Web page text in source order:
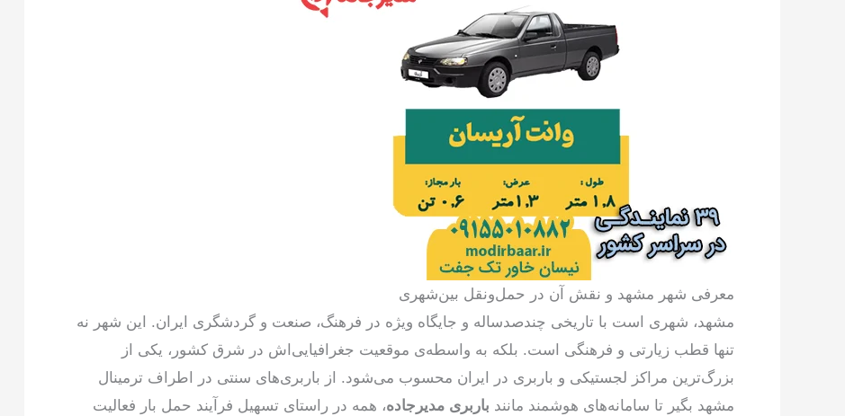
معرفی شهر مشهد و نقش آن در حمل‌ونقل بین‌شهری
مشهد، شهری است با تاریخی چندصدساله و جایگاه ویژه در فرهنگ، صنعت و گردشگری ایران. این شهر نه
تنها قطب زیارتی و فرهنگی است. بلکه به واسطه‌ی موقعیت جغرافیایی‌اش در شرق کشور، یکی از
بزرگ‌ترین مراکز لجستیکی و باربری در ایران محسوب می‌شود. از باربری‌های سنتی در اطراف ترمینال
مشهد بگیر تا سامانه‌های هوشمند مانند باربری مدیرجاده، همه در راستای تسهیل فرآیند حمل بار فعالیت